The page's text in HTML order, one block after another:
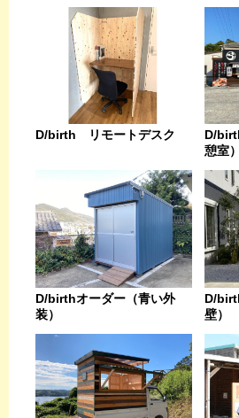
D/birth リモートデスク
D/
憩室）
D/birthオーダー（青い外
装）
D/
壁）